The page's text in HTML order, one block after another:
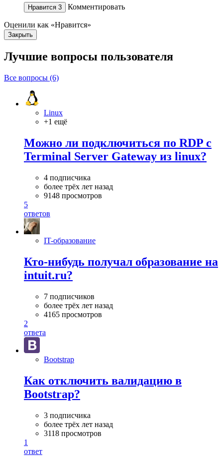
Нравится 3 Комментировать
Оценили как «Нравится»
Закрыть
Лучшие вопросы пользователя
Все вопросы (6)
Linux
+1 ещё
Можно ли подключиться по RDP с
Terminal Server Gateway из linux?
4 подписчика
более трёх лет назад
9148 просмотров
5
ответов
IT-образование
Кто-нибудь получал образование на
intuit.ru?
7 подписчиков
более трёх лет назад
4165 просмотров
2
ответа
Bootstrap
Как отключить валидацию в
Bootstrap?
3 подписчика
более трёх лет назад
3118 просмотров
1
ответ